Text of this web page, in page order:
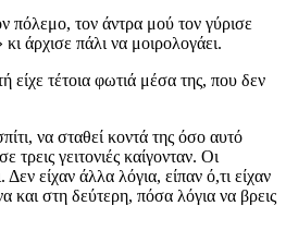
πόλεμο, τον άντρα μού τον γύρισε
άρχισε πάλι να μοιρολογάει.
είχε τέτοια φωτιά μέσα της, που δεν
να σταθεί κοντά της όσο αυτό
τρεις γειτονιές καίγονταν. Οι
Δεν είχαν άλλα λόγια, είπαν ό,τι είχαν
και στη δεύτερη, πόσα λόγια να βρεις